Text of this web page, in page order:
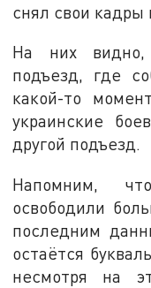
снял свои кадры
На них
подъезд, где
какой-то
украинские
другой подъезд.
Напомним,
освободили
последним
остаётся
несмотря на